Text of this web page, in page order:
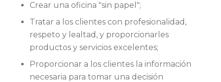
Crear una oficina "sin papel";
Tratar a los clientes con profesionalidad,
respeto y lealtad, y proporcionarles
productos y servicios excelentes;
Proporcionar a los clientes la información
necesaria para tomar una decisión